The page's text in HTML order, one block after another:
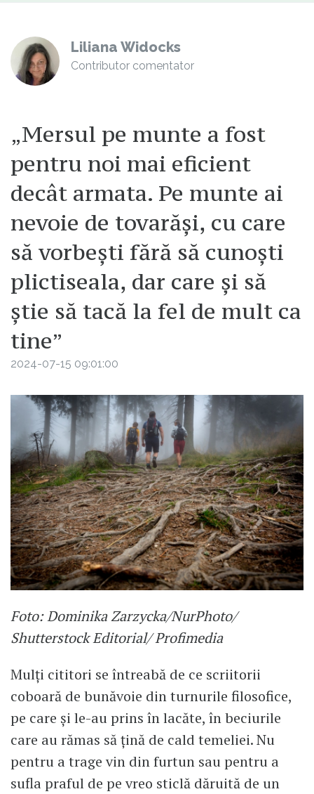
Liliana Widocks
Contributor comentator
„Mersul pe munte a fost
pentru noi mai eficient
decât armata. Pe munte ai
nevoie de tovarăși, cu care
să vorbești fără să cunoști
plictiseala, dar care și să
știe să tacă la fel de mult ca
tine”
2024-07-15 09:01:00
Foto: Dominika Zarzycka/NurPhoto/
Shutterstock Editorial/ Profimedia
Mulți cititori se întreabă de ce scriitorii
coboară de bunăvoie din turnurile filosofice,
pe care și le-au prins în lacăte, în beciurile
care au rămas să țină de cald temeliei. Nu
pentru a trage vin din furtun sau pentru a
sufla praful de pe vreo sticlă dăruită de un